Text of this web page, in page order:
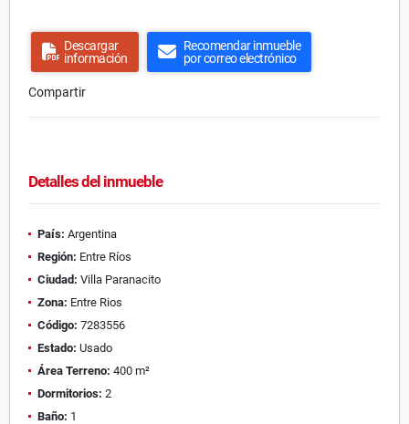
Descargar
información
Recomendar inmueble
por correo electrónico
Compartir
Detalles del inmueble
País: Argentina
Región: Entre Ríos
Ciudad: Villa Paranacito
Zona: Entre Rios
Código: 7283556
Estado: Usado
Área Terreno: 400 m²
Dormitorios: 2
Baño: 1